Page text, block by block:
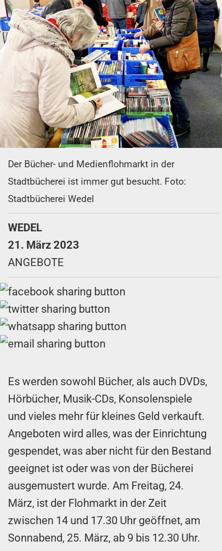
Der Bücher- und Medienflohmarkt in der
Stadtbücherei ist immer gut besucht. Foto:
Stadtbücherei Wedel
WEDEL
21. März 2023
ANGEBOTE
Es werden sowohl Bücher, als auch DVDs,
Hörbücher, Musik-CDs, Konsolenspiele
und vieles mehr für kleines Geld verkauft.
Angeboten wird alles, was der Einrichtung
gespendet, was aber nicht für den Bestand
geeignet ist oder was von der Bücherei
ausgemustert wurde. Am Freitag, 24.
März, ist der Flohmarkt in der Zeit
zwischen 14 und 17.30 Uhr geöffnet, am
Sonnabend, 25. März, ab 9 bis 12.30 Uhr.